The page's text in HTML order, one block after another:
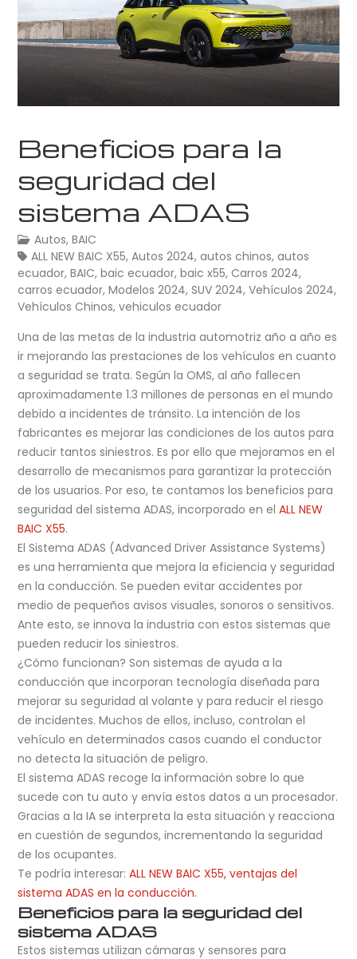
Beneficios para la
seguridad del
sistema ADAS
Autos,BAIC
ALL NEW BAIC X55,Autos 2024,autos chinos,autos
ecuador,BAIC,baic ecuador,baic x55,Carros 2024,
carros ecuador,Modelos 2024,SUV 2024,Vehículos 2024,
Vehículos Chinos,vehiculos ecuador
Una de las metas de la industria automotriz año a año es
ir mejorando las prestaciones de los vehículos en cuanto
a seguridad se trata. Según la OMS, al año fallecen
aproximadamente 1.3 millones de personas en el mundo
debido a incidentes de tránsito. La intención de los
fabricantes es mejorar las condiciones de los autos para
reducir tantos siniestros. Es por ello que mejoramos en el
desarrollo de mecanismos para garantizar la protección
de los usuarios. Por eso, te contamos los beneficios para
seguridad del sistema ADAS, incorporado en elALL NEW
BAIC X55.
El Sistema ADAS (Advanced Driver Assistance Systems)
es una herramienta que mejora la eficiencia y seguridad
en la conducción. Se pueden evitar accidentes por
medio de pequeños avisos visuales, sonoros o sensitivos.
Ante esto, se innova la industria con estos sistemas que
pueden reducir los siniestros.
¿Cómo funcionan? Son sistemas de ayuda a la
conducción que incorporan tecnología diseñada para
mejorar su seguridad al volante y para reducir el riesgo
de incidentes. Muchos de ellos, incluso, controlan el
vehículo en determinados casos cuando el conductor
no detecta la situación de peligro.
El sistema ADAS recoge la información sobre lo que
sucede con tu auto y envía estos datos a un procesador.
Gracias a la IA se interpreta la esta situación y reacciona
en cuestión de segundos, incrementando la seguridad
de los ocupantes.
Te podría interesar:ALL NEW BAIC X55, ventajas del
sistema ADAS en la conducción.
Beneficios para la seguridad del
sistema ADAS
Estos sistemas utilizan cámaras y sensores para